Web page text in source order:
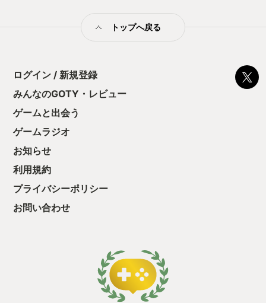
ちゃうじゃぁん
っと試すだけだ
て、クリアしち
トップへ戻る
ログイン / 新規登録
みんなのGOTY・レビュー
ゲームと出会う
ゲームラジオ
お知らせ
利用規約
プライバシーポリシー
お問い合わせ